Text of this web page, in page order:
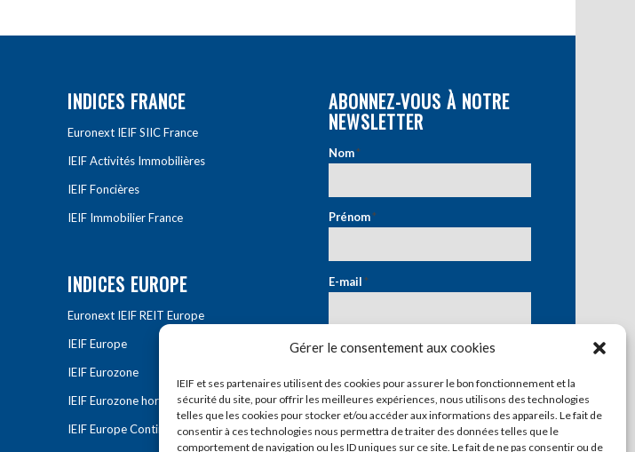
Gérer le consentement aux cookies
IEIF et ses partenaires utilisent des cookies pour assurer le bon fonctionnement et la
sécurité du site, pour offrir les meilleures expériences, nous utilisons des technologies
telles que les cookies pour stocker et/ou accéder aux informations des appareils. Le fait de
consentir à ces technologies nous permettra de traiter des données telles que le
comportement de navigation ou les ID uniques sur ce site. Le fait de ne pas consentir ou de
INDICES FRANCE
Euronext IEIF SIIC France
IEIF Activités Immobilières
IEIF Foncières
IEIF Immobilier France
INDICES EUROPE
Euronext IEIF REIT Europe
IEIF Europe
IEIF Eurozone
IEIF Eurozone hors France
IEIF Europe Continentale
ABONNEZ-VOUS À NOTRE
NEWSLETTER
Nom*
Prénom*
E-mail*